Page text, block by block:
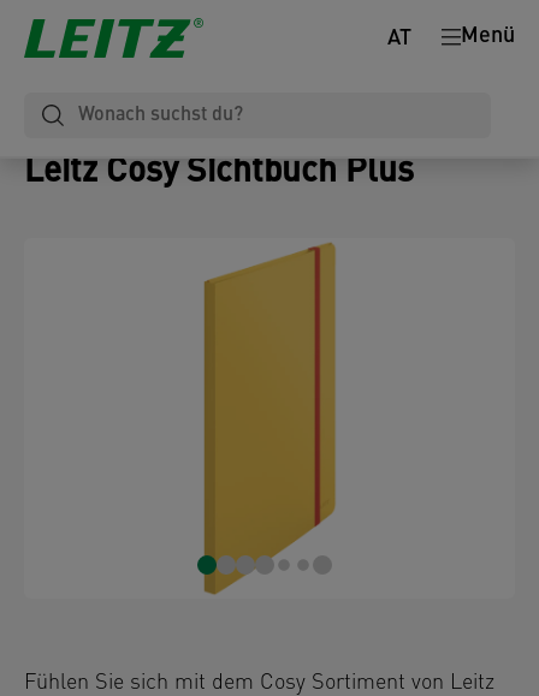
Menü
AT
Leitz Cosy Sichtbuch Plus
Fühlen Sie sich mit dem Cosy Sortiment von Leitz